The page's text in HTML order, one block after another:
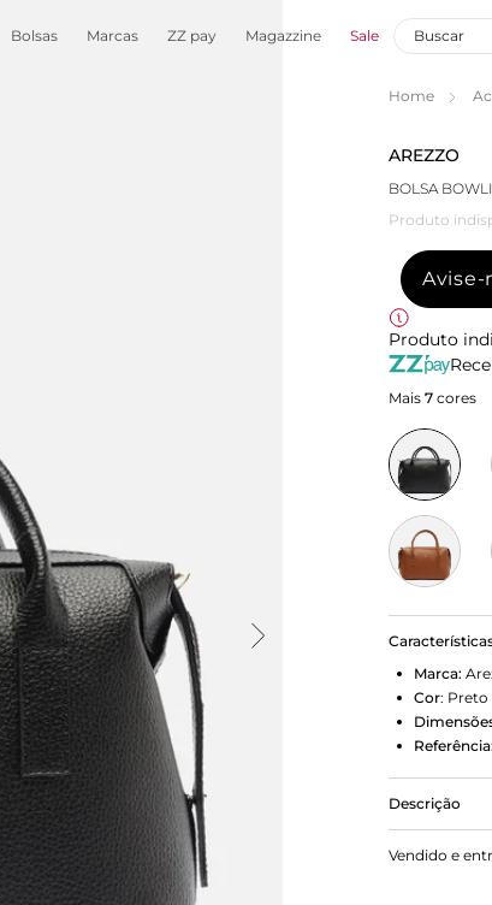
Bolsas Marcas ZZ pay Magazzine Sale
Home
AREZZO
BOLSA
Produto
Avise-
Produto
Mais 7 cores
Marca:
Cor: Preto
Descrição
Bolsa
retangular,
Vendido e